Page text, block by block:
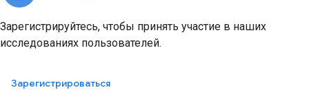
Зарегистрируйтесь, чтобы принять участие в наших
исследованиях пользователей.
Зарегистрироваться